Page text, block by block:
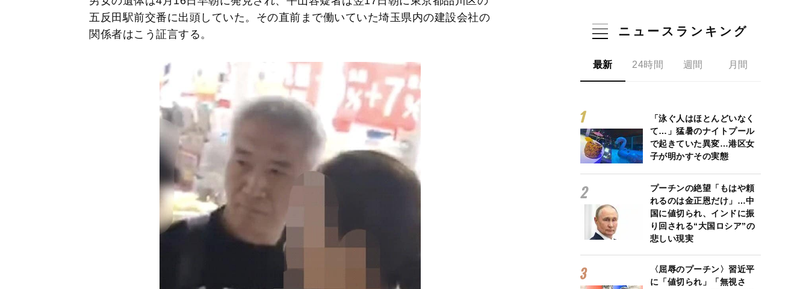
五反田駅前交番に出頭していた。その直前まで働いていた埼玉県内の建設会社の
関係者はこう証言する。
ニュースランキング
最新 24時間 週間 月間
「泳ぐ人はほとんどいなく
て…」猛暑のナイトプール
で起きていた異変…港区女
子が明かすその実態
プーチンの絶望「もはや頼
れるのは金正恩だけ」…中
国に値切られ、インドに振
り回される“大国ロシア”の
悲しい現実
〈屈辱のプーチン〉習近平
に「値切られ」「無視さ